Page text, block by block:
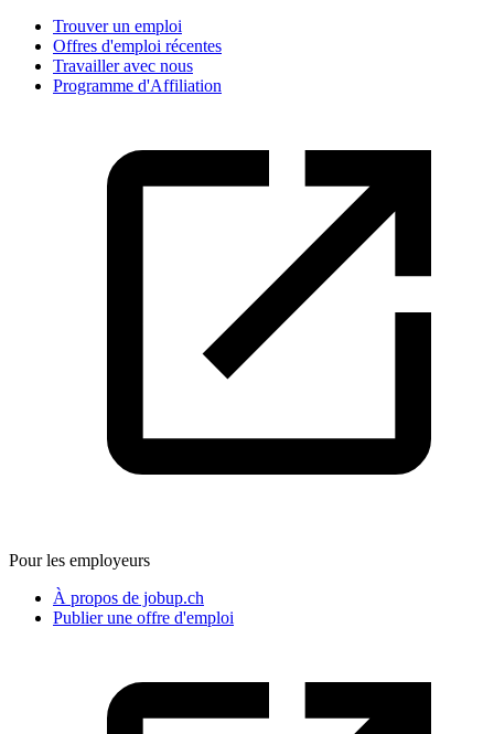
Trouver un emploi
Offres d'emploi récentes
Travailler avec nous
Programme d'Affiliation
Pour les employeurs
À propos de jobup.ch
Publier une offre d'emploi